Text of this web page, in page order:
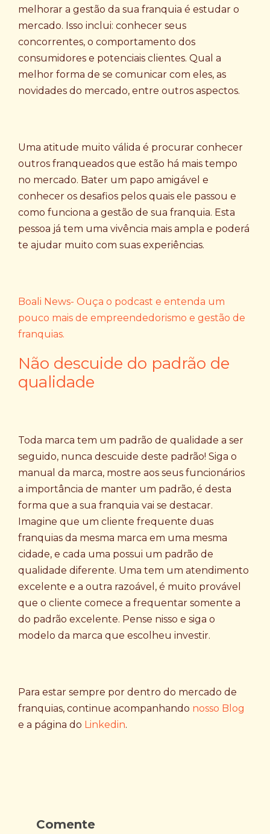
melhorar a gestão da sua franquia é estudar o
mercado. Isso inclui: conhecer seus
concorrentes, o comportamento dos
consumidores e potenciais clientes. Qual a
melhor forma de se comunicar com eles, as
novidades do mercado, entre outros aspectos.
Uma atitude muito válida é procurar conhecer
outros franqueados que estão há mais tempo
no mercado. Bater um papo amigável e
conhecer os desafios pelos quais ele passou e
como funciona a gestão de sua franquia. Esta
pessoa já tem uma vivência mais ampla e poderá
te ajudar muito com suas experiências.
Boali News- Ouça o podcast e entenda um
pouco mais de empreendedorismo e gestão de
franquias.
Não descuide do padrão de
qualidade
Toda marca tem um padrão de qualidade a ser
seguido, nunca descuide deste padrão! Siga o
manual da marca, mostre aos seus funcionários
a importância de manter um padrão, é desta
forma que a sua franquia vai se destacar.
Imagine que um cliente frequente duas
franquias da mesma marca em uma mesma
cidade, e cada uma possui um padrão de
qualidade diferente. Uma tem um atendimento
excelente e a outra razoável, é muito provável
que o cliente comece a frequentar somente a
do padrão excelente. Pense nisso e siga o
modelo da marca que escolheu investir.
Para estar sempre por dentro do mercado de
franquias, continue acompanhando nosso Blog
e a página do Linkedin.
Comente